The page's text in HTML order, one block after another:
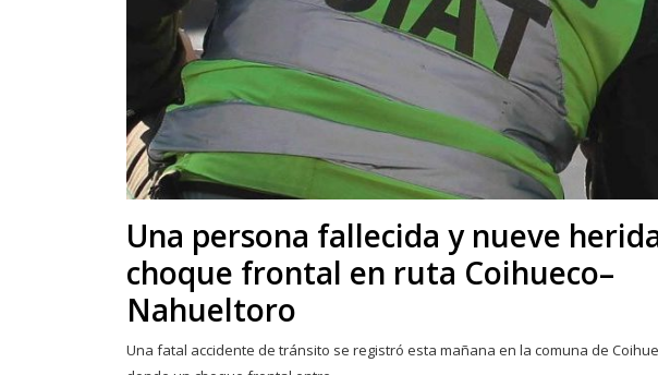
Una persona fallecida y nueve
choque frontal en ruta Coihueco–
Nahueltoro
Una fatal accidente de tránsito se registró esta mañana en la comuna de